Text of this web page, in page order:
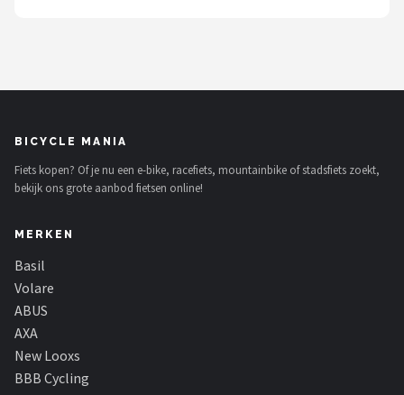
AXA
BBB Cycling
Schwalbe
Voltano
BICYCLE MANIA
Fiets kopen? Of je nu een e-bike, racefiets, mountainbike of stadsfiets zoekt,
bekijk ons grote aanbod fietsen online!
MERKEN
Basil
Volare
ABUS
AXA
New Looxs
BBB Cycling